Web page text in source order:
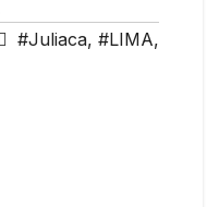
#Juliaca, #LIMA,